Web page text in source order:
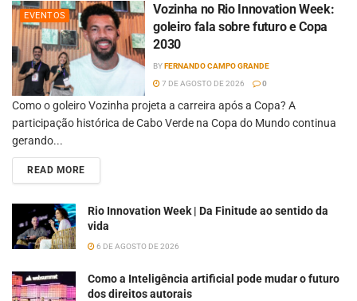
EVENTOS
Vozinha no Rio Innovation Week:
goleiro fala sobre futuro e Copa
2030
BYFERNANDO CAMPO GRANDE
7 DE AGOSTO DE 2026
0
Como o goleiro Vozinha projeta a carreira após a Copa? A
participação histórica de Cabo Verde na Copa do Mundo continua
gerando...
READ MORE
Rio Innovation Week | Da Finitude ao sentido da
vida
6 DE AGOSTO DE 2026
Como a Inteligência artificial pode mudar o futuro
dos direitos autorais